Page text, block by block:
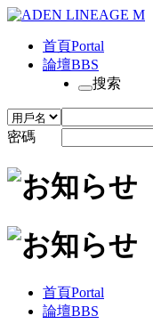
首頁Portal
論壇BBS
搜索
密碼
首頁Portal
論壇BBS